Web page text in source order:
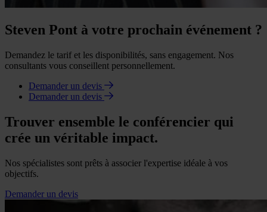
Steven Pont à votre prochain événement ?
Demandez le tarif et les disponibilités, sans engagement. Nos
consultants vous conseillent personnellement.
Demander un devis
Demander un devis
Trouver ensemble le conférencier qui
crée un véritable impact.
Nos spécialistes sont prêts à associer l'expertise idéale à vos
objectifs.
Demander un devis